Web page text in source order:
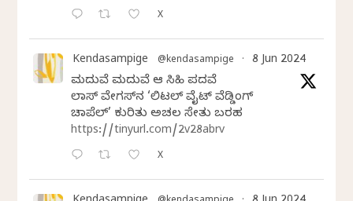
X
Kendasampige @kendasampige · 8 Jun 2024
ಮದುವೆ ಮದುವೆ ಆ ಸಿಹಿ ಪದವೆ
ಲಾಸ್‌ ವೇಗಸ್‌ನ ‘ಲಿಟಲ್ ವೈಟ್ ವೆಡ್ಡಿಂಗ್
ಚಾಪೆಲ್’ ಕುರಿತು ಅಚಲ ಸೇತು ಬರಹ
https://tinyurl.com/2v28abrv
X